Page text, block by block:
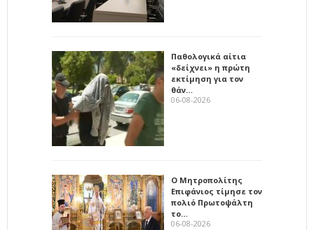
Παθολογικά αίτια
«δείχνει» η πρώτη
εκτίμηση για τον
θάν…
06-08-2026
Ο Μητροπολίτης
Επιφάνιος τίμησε τον
πολιό Πρωτοψάλτη
το…
06-08-2026